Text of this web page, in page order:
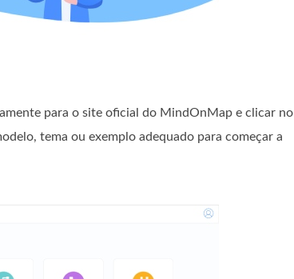
para o site oficial do MindOnMap e clicar no
tema ou exemplo adequado para começar a